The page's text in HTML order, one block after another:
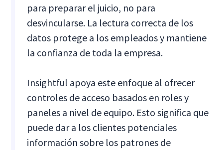
para preparar el juicio, no para
desvincularse. La lectura correcta de los
datos protege a los empleados y mantiene
la confianza de toda la empresa.
Insightful apoya este enfoque al ofrecer
controles de acceso basados en roles y
paneles a nivel de equipo. Esto significa que
puede dar a los clientes potenciales
información sobre los patrones de